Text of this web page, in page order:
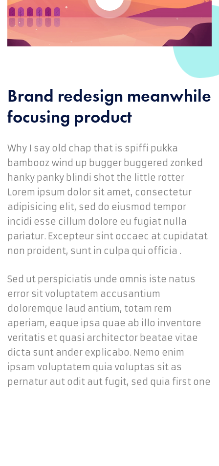
Brand redesign meanwhile
focusing product
Why I say old chap that is spiffi pukka
bambooz wind up bugger buggered zonked
hanky panky blindi shot the little rotter
Lorem ipsum dolor sit amet, consectetur
adipisicing elit, sed do eiusmod tempor
incidi esse cillum dolore eu fugiat nulla
pariatur. Excepteur sint occaec at cupidatat
non proident, sunt in culpa qui officia .
Sed ut perspiciatis unde omnis iste natus
error sit voluptatem accusantium
doloremque laud antium, totam rem
aperiam, eaque ipsa quae ab illo inventore
veritatis et quasi architector beatae vitae
dicta sunt ander explicabo. Nemo enim
ipsam voluptatem quia voluptas sit as
pernatur aut odit aut fugit, sed quia first one